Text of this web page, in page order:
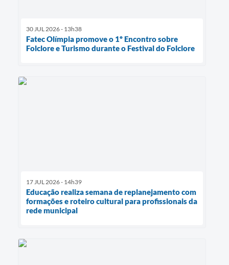
30 JUL 2026 - 13h38
Fatec Olímpia promove o 1º Encontro sobre
Folclore e Turismo durante o Festival do Folclore
17 JUL 2026 - 14h39
Educação realiza semana de replanejamento com
formações e roteiro cultural para profissionais da
rede municipal